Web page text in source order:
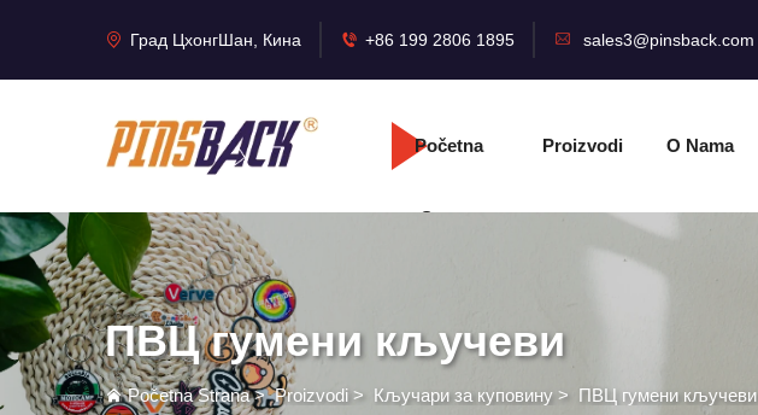
Град ЦхонгШан, Кина +86 199 2806 1895 sales3@pinsback.com
Početna
Strana
Proizvodi O Nama
ПВЦ гумени кључеви
Početna Strana>Proizvodi > Кључари за куповину > ПВЦ гумени кључеви